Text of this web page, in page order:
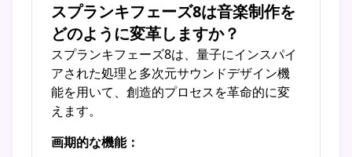
スプランキフェーズ8は音楽制作を
どのように変革しますか？
スプランキフェーズ8は、量子にインスパイ
アされた処理と多次元サウンドデザイン機
能を用いて、創造的プロセスを革命的に変
えます。
画期的な機能：